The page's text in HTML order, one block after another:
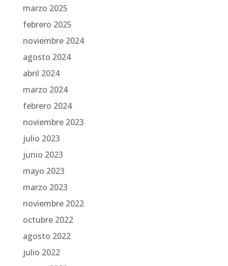
marzo 2025
febrero 2025
noviembre 2024
agosto 2024
abril 2024
marzo 2024
febrero 2024
noviembre 2023
julio 2023
junio 2023
mayo 2023
marzo 2023
noviembre 2022
octubre 2022
agosto 2022
julio 2022